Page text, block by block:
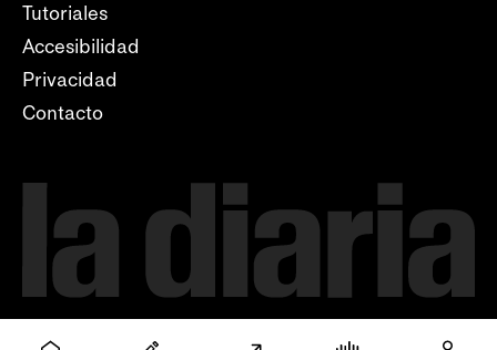
Tutoriales
Accesibilidad
Privacidad
Contacto